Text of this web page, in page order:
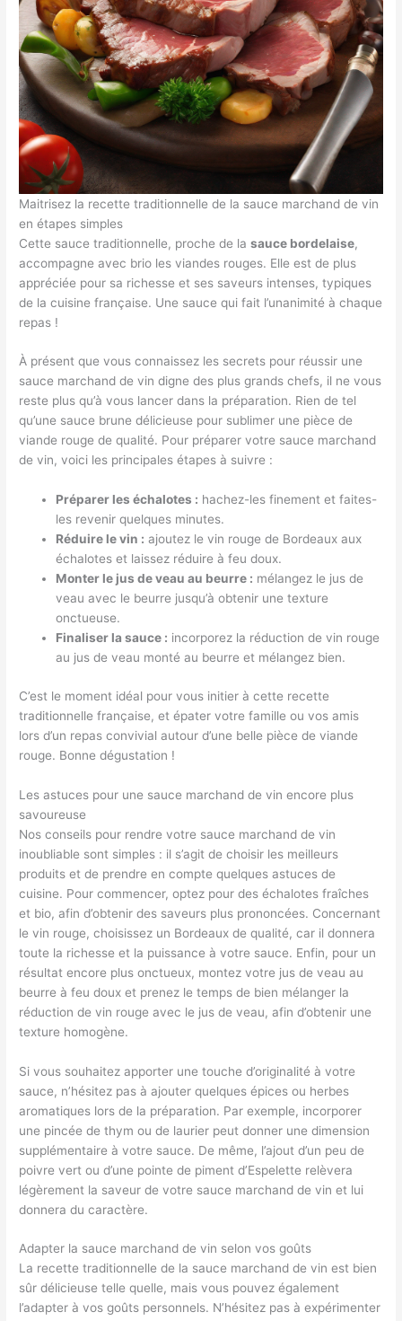
Maitrisez la recette traditionnelle de la sauce marchand de vin
en étapes simples
Cette sauce traditionnelle, proche de lasauce bordelaise,
accompagne avec brio les viandes rouges. Elle est de plus
appréciée pour sa richesse et ses saveurs intenses, typiques
de la cuisine française. Une sauce qui fait l’unanimité à chaque
repas !
À présent que vous connaissez les secrets pour réussir une
sauce marchand de vin digne des plus grands chefs, il ne vous
reste plus qu’à vous lancer dans la préparation. Rien de tel
qu’une sauce brune délicieuse pour sublimer une pièce de
viande rouge de qualité. Pour préparer votre sauce marchand
de vin, voici les principales étapes à suivre :
Préparer les échalotes : hachez-les finement et faites-
les revenir quelques minutes.
Réduire le vin : ajoutez le vin rouge de Bordeaux aux
échalotes et laissez réduire à feu doux.
Monter le jus de veau au beurre : mélangez le jus de
veau avec le beurre jusqu’à obtenir une texture
onctueuse.
Finaliser la sauce : incorporez la réduction de vin rouge
au jus de veau monté au beurre et mélangez bien.
C’est le moment idéal pour vous initier à cette recette
traditionnelle française, et épater votre famille ou vos amis
lors d’un repas convivial autour d’une belle pièce de viande
rouge. Bonne dégustation !
Les astuces pour une sauce marchand de vin encore plus
savoureuse
Nos conseils pour rendre votre sauce marchand de vin
inoubliable sont simples : il s’agit de choisir les meilleurs
produits et de prendre en compte quelques astuces de
cuisine. Pour commencer, optez pour des échalotes fraîches
et bio, afin d’obtenir des saveurs plus prononcées. Concernant
le vin rouge, choisissez un Bordeaux de qualité, car il donnera
toute la richesse et la puissance à votre sauce. Enfin, pour un
résultat encore plus onctueux, montez votre jus de veau au
beurre à feu doux et prenez le temps de bien mélanger la
réduction de vin rouge avec le jus de veau, afin d’obtenir une
texture homogène.
Si vous souhaitez apporter une touche d’originalité à votre
sauce, n’hésitez pas à ajouter quelques épices ou herbes
aromatiques lors de la préparation. Par exemple, incorporer
une pincée de thym ou de laurier peut donner une dimension
supplémentaire à votre sauce. De même, l’ajout d’un peu de
poivre vert ou d’une pointe de piment d’Espelette relèvera
légèrement la saveur de votre sauce marchand de vin et lui
donnera du caractère.
Adapter la sauce marchand de vin selon vos goûts
La recette traditionnelle de la sauce marchand de vin est bien
sûr délicieuse telle quelle, mais vous pouvez également
l’adapter à vos goûts personnels. N’hésitez pas à expérimenter